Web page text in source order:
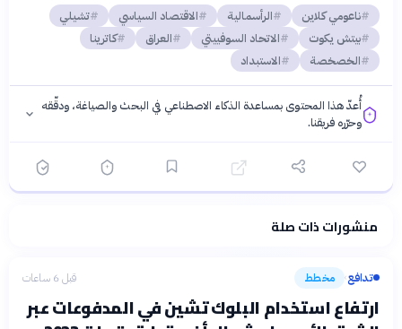
ناعومي كلاين الرأسمالية الاقتصاد السياسي
تشيلي
بيتش يكوت
الاتحاد السوفييتي العراق
كاترينا
الخصخصة
الاستبداد
أُعدّ هذا المحتوى بمساعدة الذكاء الاصطناعي في البحث والصياغة، ودقّقه
وحرّره فريقنا.
فلسفتنا المعرفية· سياسة الذكاء الاصطناعيمنشورات ذات صلة
تدافع› مخطط قبل 6 ساعات
ارتفاع استخدام البلوك تشين في المدفوعات عبر